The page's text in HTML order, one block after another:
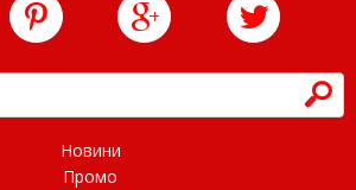
h
Новини
Промо